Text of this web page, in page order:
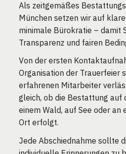
Als zeitgemäßes
München setzen wir auf
minimale Bürokratie – damit
Transparenz und fairen
Von der ersten
Organisation der Trauerfeier
erfahrenen Mitarbeiter
gleich, ob die Bestattung auf
einem Wald, auf See oder an
Ort erfolgt.
Jede Abschiednahme sollte